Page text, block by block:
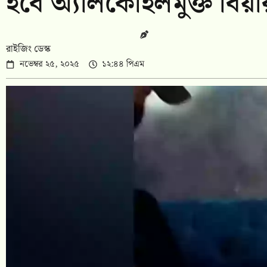
রাইজিং ডেস্ক
নভেম্বর ২৫, ২০২৫ ১২:৪৪ পিএম